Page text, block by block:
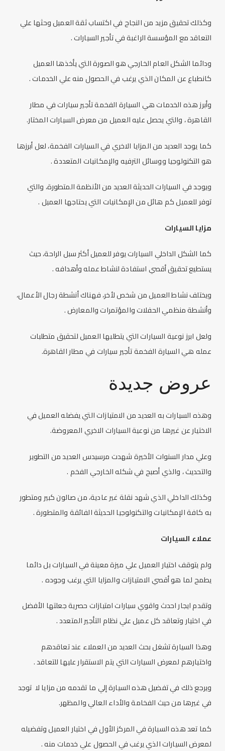
وكذلك تحقيق مزيد من النجاح في اكتساب ثقة العميل وحثها علي
التعاقد مع المؤسسة الراغبة في تأجير السيارات .
ودائما الشكل العام الخارجي هو الصورة التي يأخذها العميل
كانطباع عن المكان الذي يرغب في الحصول منه علي الخدمات .
وأبرز هذه الخدمات هي السيارة الفخمة تأجير سيارات في مطار
القاهرة ، والتي يحصل عليه العميل من معرض السيارات المختار.
كما يوجد العديد من المزايا الاخري في السيارات الفخمة، لعل أبرزها
هو التكنولوجيا ووسائل الترفيه والإمكانيات المتعددة .
ويوجد في السيارات الحديثة العديد من الأنظمة المتطورة، والتي
توفر للعميل كم هائل من الإمكانيات التي يحتاجها العميل .
مزايا السيارات
كما الشكل الداخلي السيارات يوفر للعميل أكثر سبل الراحة، حيث
يستطيع تحقيق أقصي استفادة لنشاط عمله وأهدافه .
ويختلف نشاط العميل من شخص لأخر، فهناك أنشطة رجال الأعمال،
وأنشطة منظمي الحفلات والمؤتمرات والمعارض .
ولعل ابرز نوعية السيارات التي يتطلبها العميل لتحقيق متطلبات
عمله هي السيارة الفخمة تأجير سيارات في مطار القاهرة.
عروض جديدة
وهذه السيارات به العديد من الامتيازات التي يفضله العميل في
الاختيار عن غيرها من نوعية السيارات الاخري المعروضة.
وعلي مدار السنوات الأخيرة شهدت مرسيدس العديد من التطوير
والتحديث ، والذي أصبح في شكله الخارجي الفخم .
وكذلك الداخلي الذي شهد نقلة غير عادية، من صالون كبير ومتطور
به كافة الإمكانيات والتكنولوجيا الحديثة الفائقة والمتطورة .
عملاء السيارات
ولم يتوقف اختيار العميل علي ميزة معينة في السيارات بل دائما
يطمح لما هو أقصي الامتيازات والمزايا التي يرغب وجوده .
وتقدم ايجار احدث واقوي سيارات امتيازات حصرية جعلتها الأفضل
في اختيار وتعاقد كل عميل علي نظام التأجير المتعدد .
وهذا السيارة تشغل بحث العديد من العملاء عند تعاقدهم
واختيارهم لمعرض السيارات التي يتم الاستقرار عليها للتعاقد .
ويرجع ذلك في تفضيل هذه السيارة إلي ما تقدمه من مزايا لا توجد
في غيرها من حيث الفخامة والأداء العالي والمظهر.
كما تعد هذه السيارة في المركز الأول في اختيار العميل وتفضيله
لمعرض السيارات الذي يرغب في الحصول علي خدمات منه .